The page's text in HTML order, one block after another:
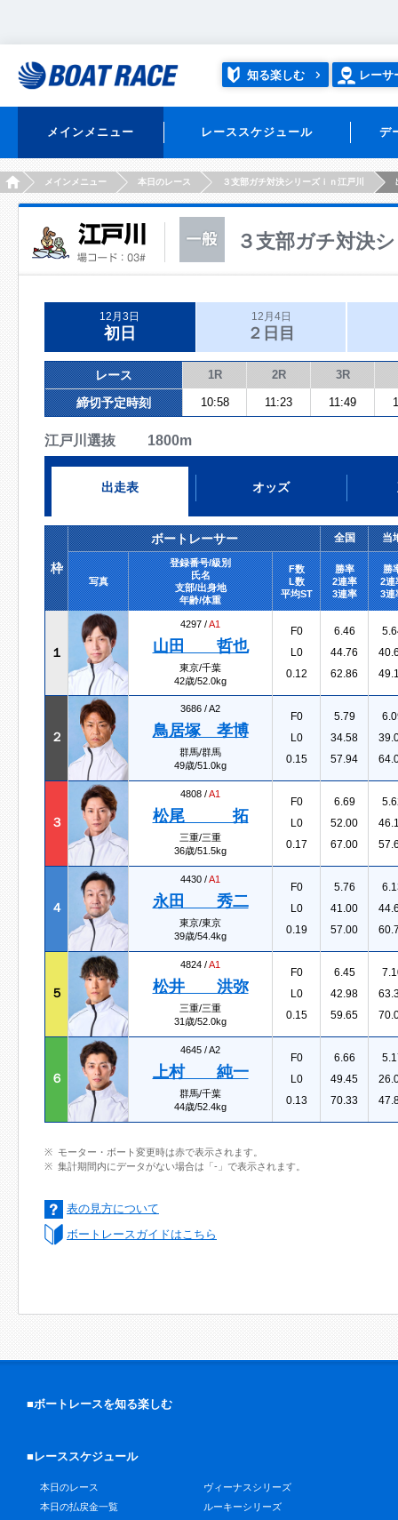
知る楽しむ レーサ
メインメニュー レーススケジュール デ
HOMEメインメニュー 本日のレース ３支部ガチ対決シリーズｉｎ江戸川
３支部ガチ対決
12月3日
初日
12月4日
２日目
レース 1R 2R 3R
締切予定時刻 10:58 11:23 11:49
江戸川選抜 1800m
出走表 オッズ
枠
ボートレーサー 全国 当
写真
登録番号/級別
氏名
支部/出身地
年齢/体重
F数
L数
平均ST
勝率
2連率
3連率
勝
2連
3連
１
4297 /A1
山田 哲也
東京/千葉
42歳/52.0kg
F0
L0
0.12
6.46
44.76
62.86
２
3686 /A2
鳥居塚 孝博
群馬/群馬
49歳/51.0kg
F0
L0
0.15
5.79
34.58
57.94
３
4808 /A1
松尾 拓
三重/三重
36歳/51.5kg
F0
L0
0.17
6.69
52.00
67.00
４
4430 /A1
永田 秀二
東京/東京
39歳/54.4kg
F0
L0
0.19
5.76
41.00
57.00
５
4824 /A1
松井 洪弥
三重/三重
31歳/52.0kg
F0
L0
0.15
6.45
42.98
59.65
６
4645 /A2
上村 純一
群馬/千葉
44歳/52.4kg
F0
L0
0.13
6.66
49.45
70.33
モーター・ボート変更時は赤で表示されます。
集計期間内にデータがない場合は「-」で表示されます。
表の見方について
ボートレースガイドはこちら
■ボートレースを知る楽しむ
■レーススケジュール
本日のレース
本日の払戻金一覧
ヴィーナスシリーズ
ルーキーシリーズ